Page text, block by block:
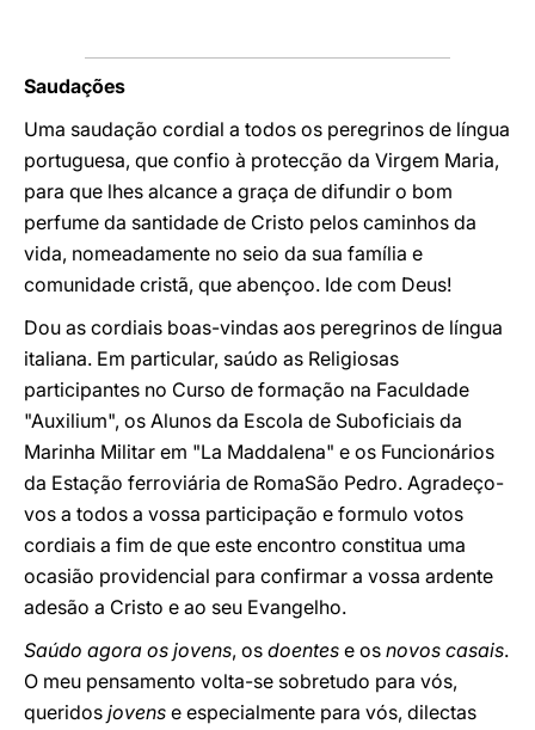
Saudações
Uma saudação cordial a todos os peregrinos de língua
portuguesa, que confio à protecção da Virgem Maria,
para que lhes alcance a graça de difundir o bom
perfume da santidade de Cristo pelos caminhos da
vida, nomeadamente no seio da sua família e
comunidade cristã, que abençoo. Ide com Deus!
Dou as cordiais boas-vindas aos peregrinos de língua
italiana. Em particular, saúdo as Religiosas
participantes no Curso de formação na Faculdade
"Auxilium", os Alunos da Escola de Suboficiais da
Marinha Militar em "La Maddalena" e os Funcionários
da Estação ferroviária de RomaSão Pedro. Agradeço-
vos a todos a vossa participação e formulo votos
cordiais a fim de que este encontro constitua uma
ocasião providencial para confirmar a vossa ardente
adesão a Cristo e ao seu Evangelho.
Saúdo agora os jovens, os doentes e os novos casais.
O meu pensamento volta-se sobretudo para vós,
queridos jovens e especialmente para vós, dilectas